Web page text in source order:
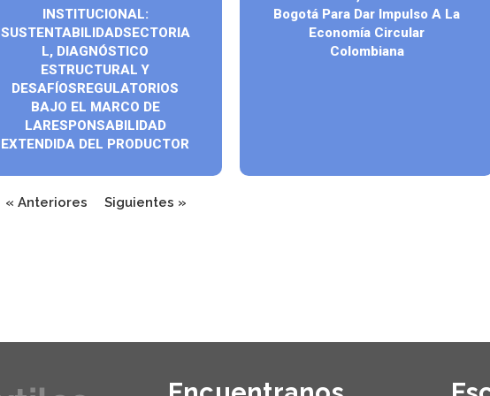
INSTITUCIONAL:
SUSTENTABILIDADSECTORIA
L, DIAGNÓSTICO
ESTRUCTURAL Y
DESAFÍOSREGULATORIOS
BAJO EL MARCO DE
LARESPONSABILIDAD
EXTENDIDA DEL PRODUCTOR
Bogotá Para Dar Impulso A La
Economía Circular
Colombiana
« Anteriores Siguientes »